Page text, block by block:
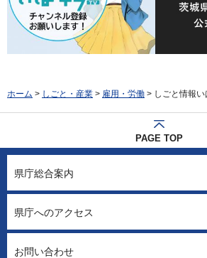
ホーム > しごと・産業 > 雇用・労働 > しごと情報い
PAGE TOP
県庁総合案内
県庁へのアクセス
お問い合わせ